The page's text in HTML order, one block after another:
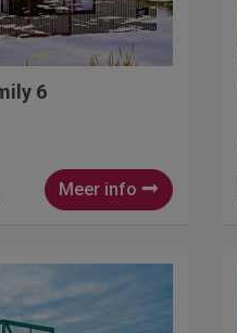
6
Meer info